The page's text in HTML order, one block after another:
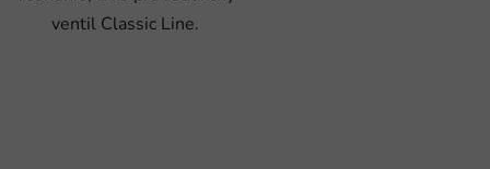
ventil Classic Line.